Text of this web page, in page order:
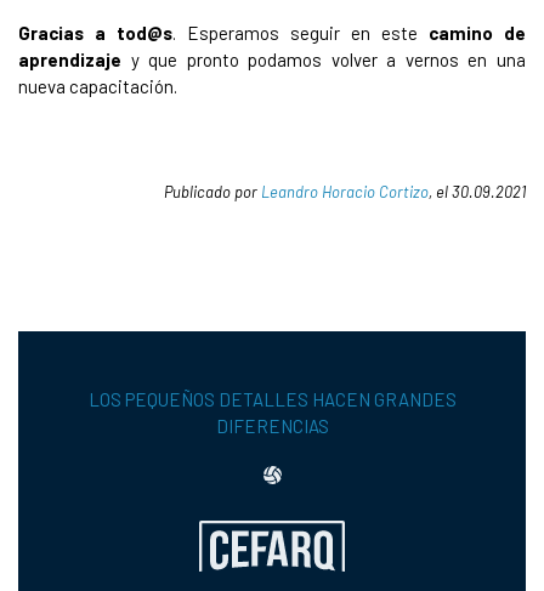
Gracias a tod@s. Esperamos seguir en este camino de
aprendizaje y que pronto podamos volver a vernos en una
nueva capacitación.
Publicado por Leandro Horacio Cortizo, el 30.09.2021
LOS PEQUEÑOS DETALLES HACEN GRANDES
DIFERENCIAS